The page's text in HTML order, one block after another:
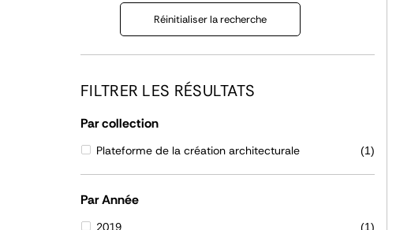
Réinitialiser la recherche
FILTRER LES RÉSULTATS
Par collection
Plateforme de la création architecturale (1)
Par Année
2019 (1)